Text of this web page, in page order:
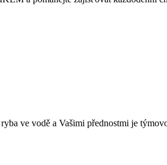
ve vodě a Vašimi přednostmi je